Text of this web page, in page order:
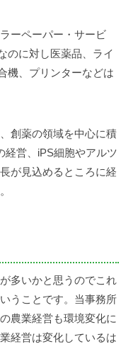
ーペーパー・サービ
のに対し医薬品、ライ
機、プリンターなどは
創薬の領域を中心に積
経営、iPS細胞やアルツ
が見込めるところに経
多いかと思うのでこれ
うことです。当事務所
農業経営も環境変化に
経営は変化しているは